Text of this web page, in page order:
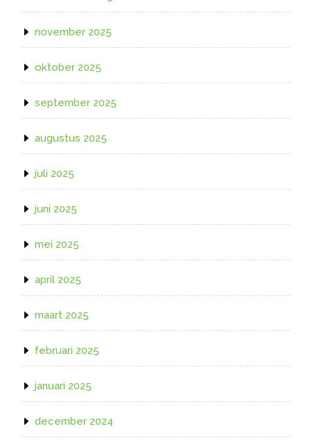
november 2025
oktober 2025
september 2025
augustus 2025
juli 2025
juni 2025
mei 2025
april 2025
maart 2025
februari 2025
januari 2025
december 2024